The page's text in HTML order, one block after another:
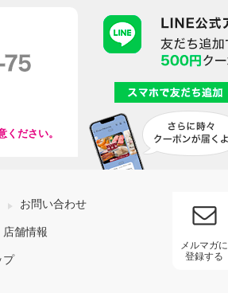
ださい。
お問い合わせ
店舗情報
プ
メルマガに
登録する